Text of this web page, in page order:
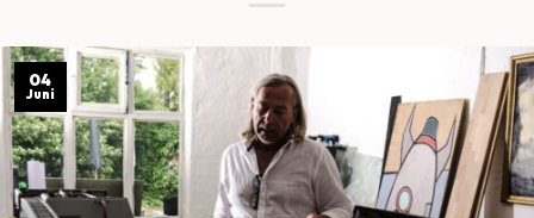
04
Juni